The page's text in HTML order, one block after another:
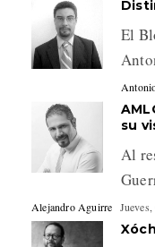
El
su
Al
Alejandro Aguirre